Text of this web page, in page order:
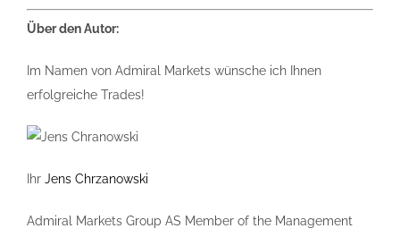
Über den Autor:
Im Namen von Admiral Markets wünsche ich Ihnen
erfolgreiche Trades!
Ihr Jens Chrzanowski
Admiral Markets Group AS Member of the Management